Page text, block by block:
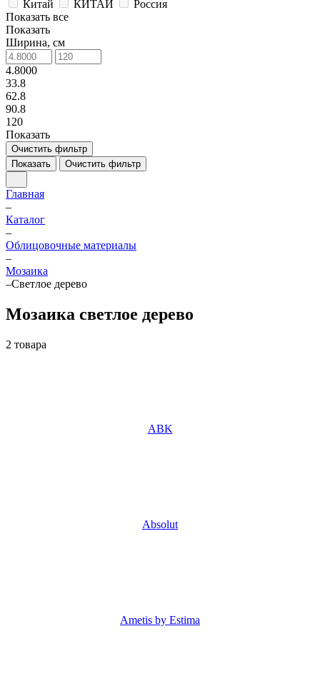
Китай
КИТАЙ
Россия
Показать все
Показать
Ширина, см
4.8000
33.8
62.8
90.8
120
Показать
Очистить фильтр
Показать
Очистить фильтр
Главная
–
Каталог
–
Облицовочные материалы
–
Мозаика
–Светлое дерево
Мозаика светлое дерево
2 товара
ABK
Absolut
Ametis by Estima